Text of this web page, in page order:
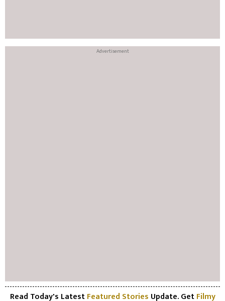
Read Today's LatestFeatured Stories Update. GetFilmy